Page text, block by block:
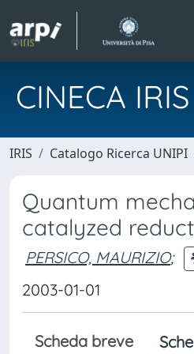
CINECA IRIS
IRIS Catalogo Ricerca UNIPI
Quantum
catalyzed
PERSICO, MAURIZIO;
2003-01-01
Scheda breve